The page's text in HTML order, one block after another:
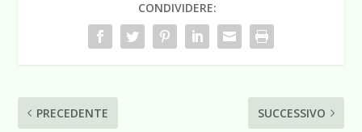
CONDIVIDERE:
PRECEDENTE SUCCESSIVO